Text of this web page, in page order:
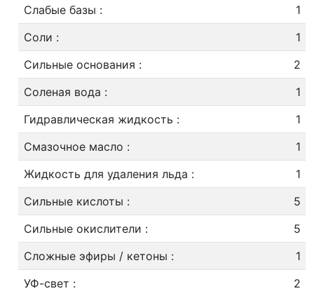
Слабые базы :
1
Соли :
1
Сильные основания :
2
Соленая вода :
1
Гидравлическая жидкость :
1
Смазочное масло :
1
Жидкость для удаления льда :
1
Сильные кислоты :
5
Сильные окислители :
5
Сложные эфиры / кетоны :
1
УФ-свет :
2